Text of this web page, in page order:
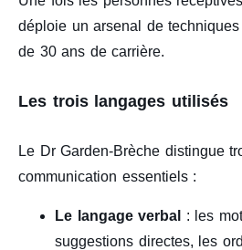
déploie un arsenal de
de 30 ans de carrière.
Les trois langages utilisés
Le Dr Garden-Brèche distingue
communication essentiels :
Le langage verbal
: les
suggestions directes, les